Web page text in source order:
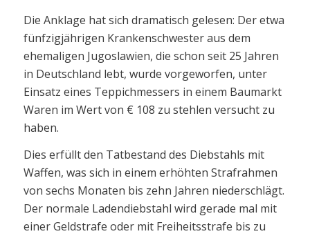
Die Anklage hat sich dramatisch gelesen: Der etwa
fünfzigjährigen Krankenschwester aus dem
ehemaligen Jugoslawien, die schon seit 25 Jahren
in Deutschland lebt, wurde vorgeworfen, unter
Einsatz eines Teppichmessers in einem Baumarkt
Waren im Wert von € 108 zu stehlen versucht zu
haben.
Dies erfüllt den Tatbestand des Diebstahls mit
Waffen, was sich in einem erhöhten Strafrahmen
von sechs Monaten bis zehn Jahren niederschlägt.
Der normale Ladendiebstahl wird gerade mal mit
einer Geldstrafe oder mit Freiheitsstrafe bis zu